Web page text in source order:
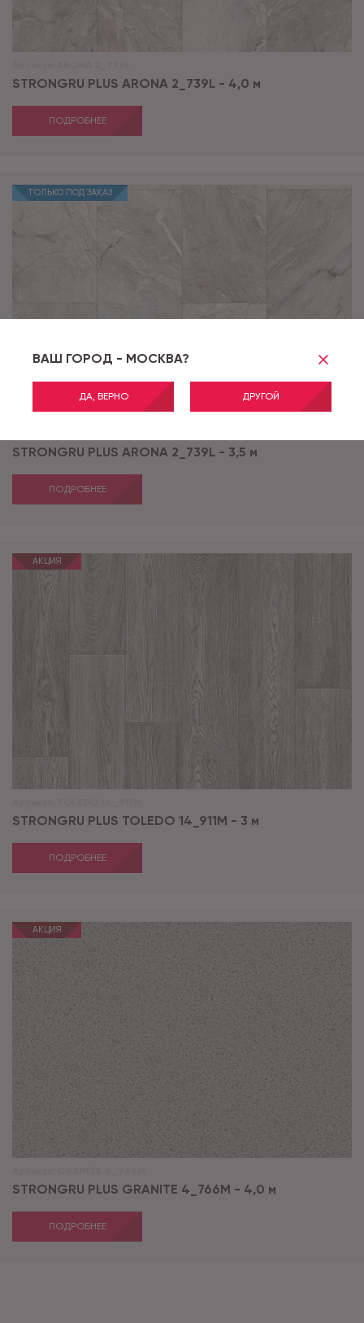
ВАШ ГОРОД - МОСКВА?
ДА, ВЕРНО ДРУГОЙ
STRONGRU PLUS ARONA 2_739L - 4,0 м
ПОДРОБНЕЕ
ТОЛЬКО ПОД ЗАКАЗ
STRONGRU PLUS ARONA 2_739L - 3,5 м
ПОДРОБНЕЕ
АКЦИЯ
STRONGRU PLUS TOLEDO 14_911M - 3 м
ПОДРОБНЕЕ
АКЦИЯ
STRONGRU PLUS GRANITE 4_766M - 4,0 м
ПОДРОБНЕЕ